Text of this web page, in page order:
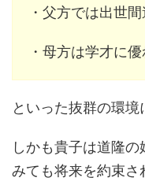
・父方では出世
・母方は学才に
といった抜群の環境
しかも貴子は道隆
みても将来を約束さ